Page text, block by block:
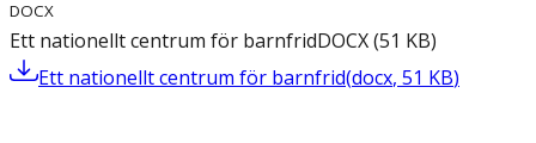
DOCX
Ett nationellt centrum för barnfridDOCX(51 KB)
Ett nationellt centrum för barnfrid(docx, 51 KB)